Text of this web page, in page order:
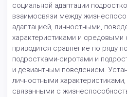
социальной адаптации
взаимосвязи между
адаптацией, личностными,
характеристиками и средовыми
приводится сравнение по ряду
подростками-сиротами и
и девиантным поведением.
личностными
связанными с